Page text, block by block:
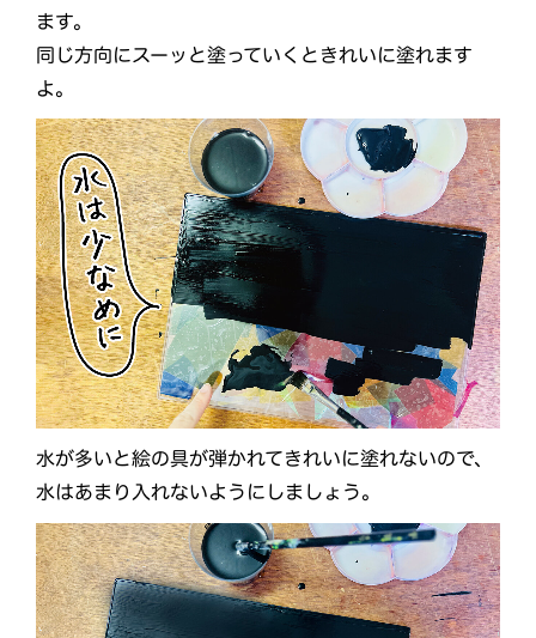
ます。
同じ方向にスーッと塗っていくときれいに塗れます
よ。
水が多いと絵の具が弾かれてきれいに塗れないので、
水はあまり入れないようにしましょう。